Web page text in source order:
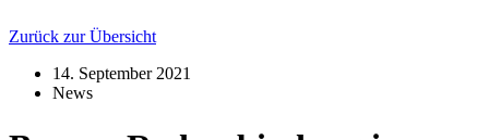
Zurück zur Übersicht
14. September 2021
News